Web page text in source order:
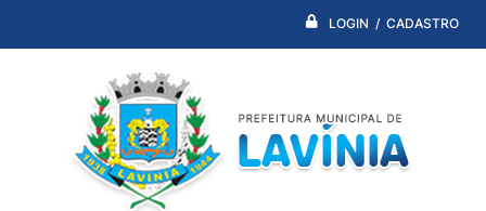
LOGIN / CADASTRO